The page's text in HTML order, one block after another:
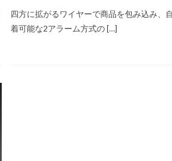
四方に拡がるワイヤーで商品を包み込み、
着可能な2アラーム方式の […]